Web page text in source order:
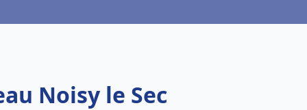
Noisy le Sec